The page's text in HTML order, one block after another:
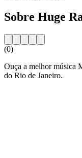
Sobre Huge
(0)
Ouça a melhor música
do Rio de Janeiro.